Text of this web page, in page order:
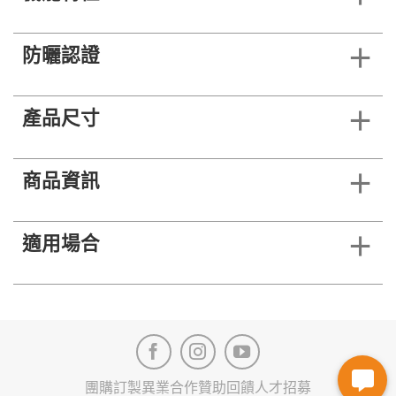
防曬認證
產品尺寸
商品資訊
適用場合
團購訂製異業合作贊助回饋人才招募